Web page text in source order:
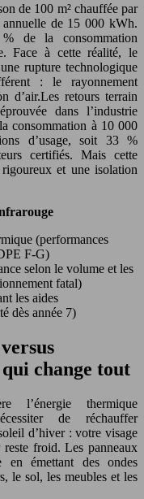
de 100 m² chauffée par
annuelle de 15 000 kWh.
de la consommation
Face à cette réalité, le
rupture technologique
: le rayonnement
d’air.Les retours terrain
dans l’industrie
consommation à 10 000
d’usage, soit 33 %
certifiés. Mais cette
et une isolation
(performances
F-G)
selon le volume et les
fatal)
les aides
dès année 7)
change tout
l’énergie thermique
de réchauffer
d’hiver : votre visage
reste froid. Les panneaux
en émettant des ondes
le sol, les meubles et les